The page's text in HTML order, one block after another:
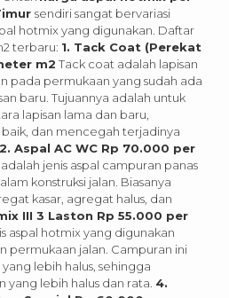
sendiri sangat bervariasi
hotmix yang digunakan. Daftar
terbaru: 1. Tack Coat (Perekat
m2 Tack coat adalah lapisan
pada permukaan yang sudah ada
baru. Tujuannya adalah untuk
lapisan lama dan baru,
dan mencegah terjadinya
2. Aspal AC WC Rp 70.000 per
jenis aspal campuran panas
konstruksi jalan. Biasanya
kasar, agregat halus, dan
III 3 Laston Rp 55.000 per
aspal hotmix yang digunakan
permukaan jalan. Campuran ini
lebih halus, sehingga
yang lebih halus dan rata. 4.